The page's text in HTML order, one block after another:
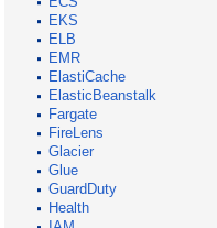
EKS
ELB
EMR
ElastiCache
ElasticBeanstalk
Fargate
FireLens
Glacier
Glue
GuardDuty
Health